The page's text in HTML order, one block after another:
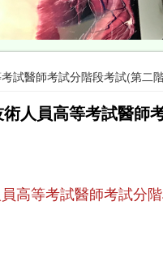
試醫師考試分階段考試(第二
人員高等考試醫師
高等考試醫師考試分